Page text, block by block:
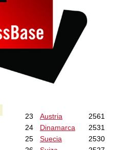
23 Austria
2561
24
Dinamarca
2531
25
Suecia
2530